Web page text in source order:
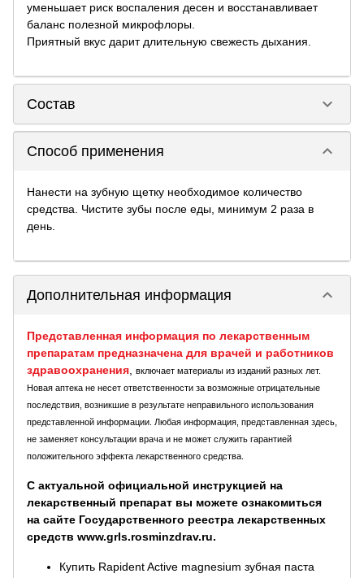
уменьшает риск воспаления десен и восстанавливает
баланс полезной микрофлоры.
Приятный вкус дарит длительную свежесть дыхания.
Состав keyboard_arrow_down
Способ применения keyboard_arrow_down
Нанести на зубную щетку необходимое количество
средства. Чистите зубы после еды, минимум 2 раза в
день.
Дополнительная информация keyboard_arrow_down
Представленная информация по лекарственным
препаратам предназначена для врачей и работников
здравоохранения
включает материалы из изданий разных лет.
Новая аптека не несет ответственности за возможные отрицательные
последствия, возникшие в результате неправильного использования
представленной информации. Любая информация, представленная здесь,
не заменяет консультации врача и не может служить гарантией
положительного эффекта лекарственного средства.
С актуальной официальной инструкцией на
лекарственный препарат вы можете ознакомиться
на сайте Государственного реестра лекарственных
средств www.grls.rosminzdrav.ru.
Купить Rapident Active magnesium зубная паста